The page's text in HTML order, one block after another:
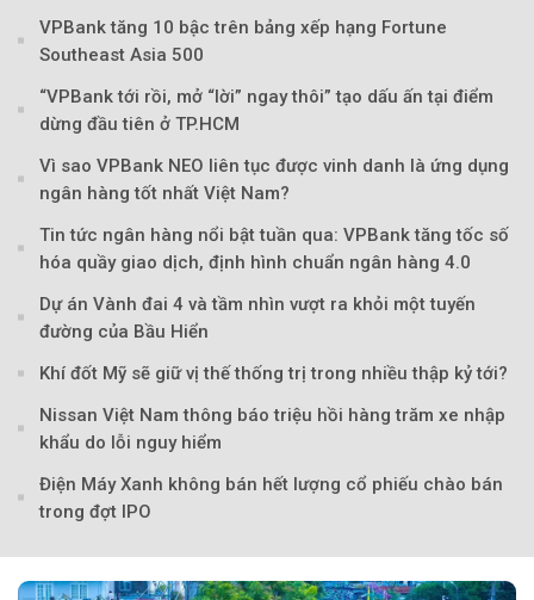
VPBank tăng 10 bậc trên bảng xếp hạng Fortune
Southeast Asia 500
“VPBank tới rồi, mở “lời” ngay thôi” tạo dấu ấn tại điểm
dừng đầu tiên ở TP.HCM
Vì sao VPBank NEO liên tục được vinh danh là ứng dụng
ngân hàng tốt nhất Việt Nam?
Tin tức ngân hàng nổi bật tuần qua: VPBank tăng tốc số
hóa quầy giao dịch, định hình chuẩn ngân hàng 4.0
Dự án Vành đai 4 và tầm nhìn vượt ra khỏi một tuyến
đường của Bầu Hiển
Khí đốt Mỹ sẽ giữ vị thế thống trị trong nhiều thập kỷ tới?
Nissan Việt Nam thông báo triệu hồi hàng trăm xe nhập
khẩu do lỗi nguy hiểm
Điện Máy Xanh không bán hết lượng cổ phiếu chào bán
trong đợt IPO